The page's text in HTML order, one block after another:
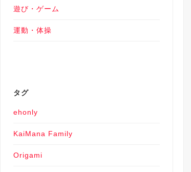
遊び・ゲーム
運動・体操
タグ
ehonly
KaiMana Family
Origami